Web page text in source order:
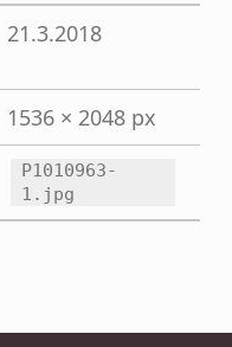
21.3.2018
1536 × 2048 px
P1010963-
1.jpg